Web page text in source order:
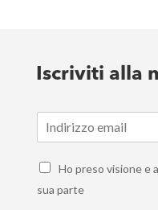
Iscriviti alla
m
*
C
e
Ho preso visione e
sua parte